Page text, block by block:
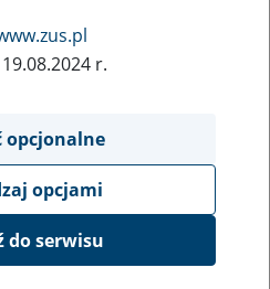
firmy, instytucji, urzędu.
r.
opcjonalne
opcjami
do serwisu